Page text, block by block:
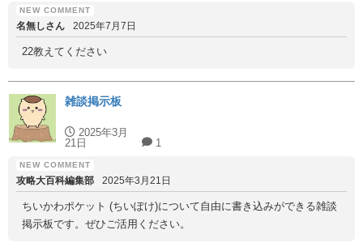
名無しさん 2025年7月7日
22教えてください
雑談掲示板
2025年3月
21日
1
攻略大百科編集部 2025年3月21日
ちいかわポケット (ちいぽけ)について自由に書き込みができる雑談
掲示板です。ぜひご活用ください。